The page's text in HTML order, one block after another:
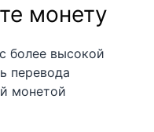
монету
более высокой
перевода
монетой